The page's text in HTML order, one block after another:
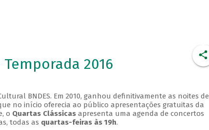
2016
BNDES. Em 2010, ganhou definitivamente as noites de
no início oferecia ao público apresentações gratuitas da
o Quartas Clássicasapresenta uma agenda de concertos
todas as quartas-feiras às 19h.